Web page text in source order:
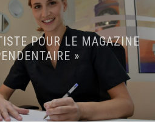
POUR LE MAGAZINE
»